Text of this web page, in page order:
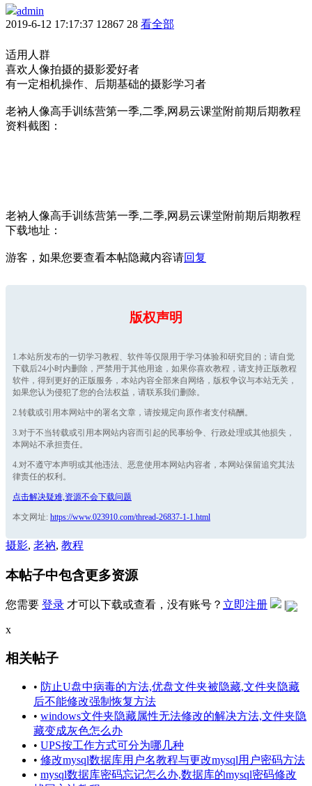
admin
2019-6-12 17:17:37 12867 28 看全部
适用人群
喜欢人像拍摄的摄影爱好者
有一定相机操作、后期基础的摄影学习者
老衲人像高手训练营第一季,二季,网易云课堂附前期后期教程
资料截图：
老衲人像高手训练营第一季,二季,网易云课堂附前期后期教程
下载地址：
游客，如果您要查看本帖隐藏内容请回复
版权声明
1.本站所发布的一切学习教程、软件等仅限用于学习体验和研究目的；请自觉
下载后24小时内删除，严禁用于其他用途，如果你喜欢教程，请支持正版教程
软件，得到更好的正版服务，本站内容全部来自网络，版权争议与本站无关，
如果您认为侵犯了您的合法权益，请联系我们删除。
2.转载或引用本网站中的署名文章，请按规定向原作者支付稿酬。
3.对于不当转载或引用本网站内容而引起的民事纷争、行政处理或其他损失，
本网站不承担责任。
4.对不遵守本声明或其他违法、恶意使用本网站内容者，本网站保留追究其法
律责任的权利。
点击解决疑难,资源不会下载问题
本文网址: https://www.023910.com/thread-26837-1-1.html
摄影, 老衲, 教程
本帖子中包含更多资源
您需要 登录 才可以下载或查看，没有账号？ 立即注册 |
x
相关帖子
• 防止U盘中病毒的方法,优盘文件夹被隐藏,文件夹隐藏
后不能修改强制恢复方法
• windows文件夹隐藏属性无法修改的解决方法,文件夹隐
藏变成灰色怎么办
• UPS按工作方式可分为哪几种
• 修改mysql数据库用户名教程与更改mysql用户密码方法
• mysql数据库密码忘记怎么办,数据库的mysql密码修改